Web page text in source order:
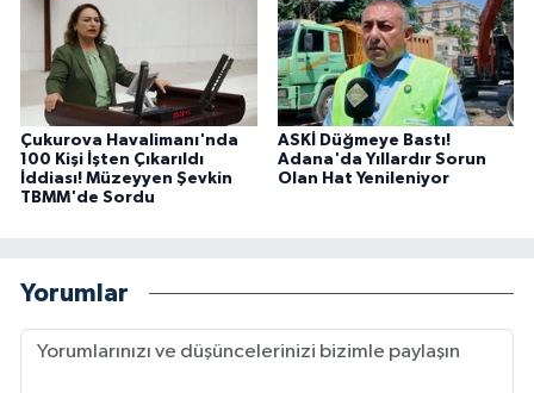
Çukurova Havalimanı'nda
100 Kişi İşten Çıkarıldı
İddiası! Müzeyyen Şevkin
TBMM'de Sordu
ASKİ Düğmeye Bastı!
Adana'da Yıllardır Sorun
Olan Hat Yenileniyor
Yorumlar